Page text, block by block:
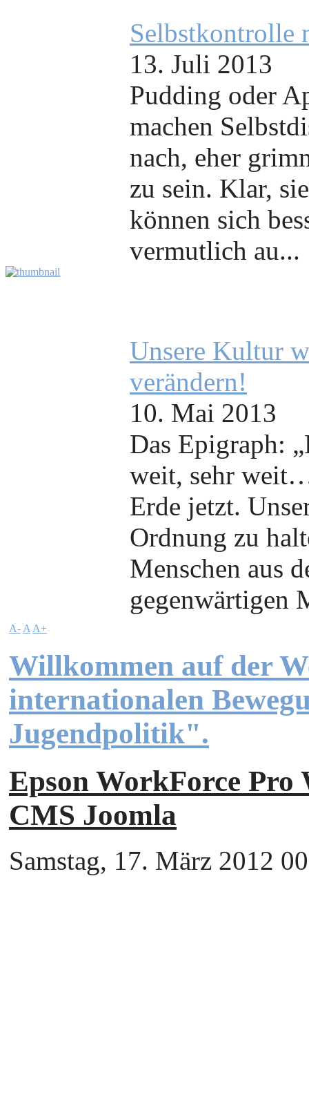
Selbstkontrolle
13. Juli 2013
Pudding oder
machen
nach, eher
zu sein. Klar,
können sich
vermutlich au...
Unsere Kultur
verändern!
10. Mai 2013
Das Epigraph:
weit, sehr
Erde jetzt.
Ordnung zu
Menschen aus
gegenwärtigen
A- A A+
Willkommen auf der
internationalen
Jugendpolitik".
Epson WorkForce Pro
CMS Joomla
Samstag, 17. März 2012